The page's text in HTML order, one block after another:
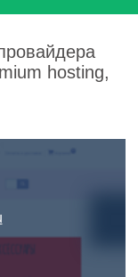
hosting,